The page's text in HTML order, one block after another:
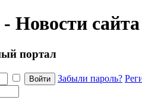
Новости сайта
портал
Забыли пароль?